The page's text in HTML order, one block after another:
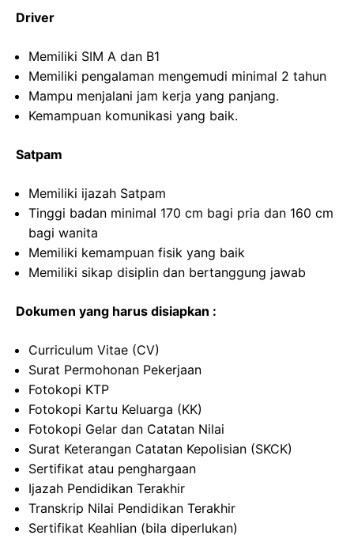
Driver
Memiliki SIM A dan B1
Memiliki pengalaman mengemudi minimal 2 tahun
Mampu menjalani jam kerja yang panjang.
Kemampuan komunikasi yang baik.
Satpam
Memiliki ijazah Satpam
Tinggi badan minimal 170 cm bagi pria dan 160 cm
bagi wanita
Memiliki kemampuan fisik yang baik
Memiliki sikap disiplin dan bertanggung jawab
Dokumen yang harus disiapkan :
Curriculum Vitae (CV)
Surat Permohonan Pekerjaan
Fotokopi KTP
Fotokopi Kartu Keluarga (KK)
Fotokopi Gelar dan Catatan Nilai
Surat Keterangan Catatan Kepolisian (SKCK)
Sertifikat atau penghargaan
Ijazah Pendidikan Terakhir
Transkrip Nilai Pendidikan Terakhir
Sertifikat Keahlian (bila diperlukan)